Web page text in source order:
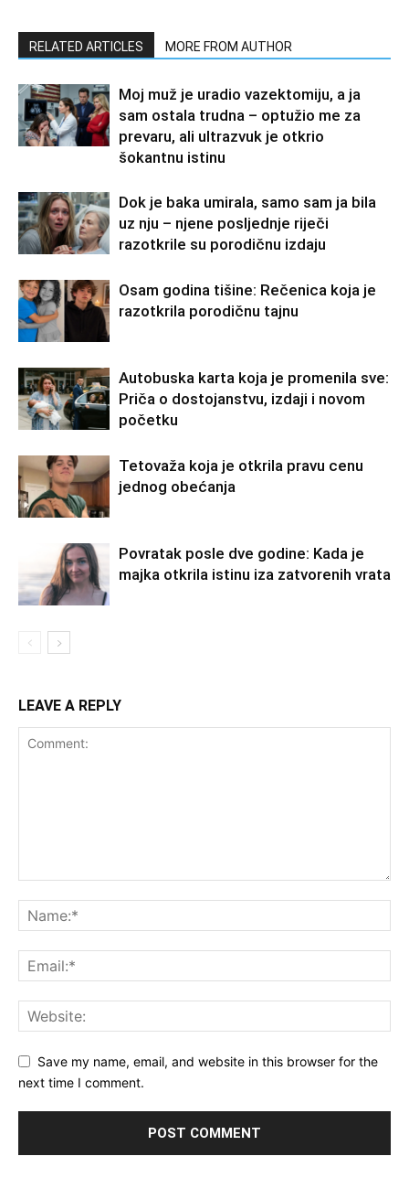
RELATED ARTICLES MORE FROM AUTHOR
Moj muž je uradio vazektomiju, a ja
sam ostala trudna – optužio me za
prevaru, ali ultrazvuk je otkrio
šokantnu istinu
Dok je baka umirala, samo sam ja bila
uz nju – njene posljednje riječi
razotkrile su porodičnu izdaju
Osam godina tišine: Rečenica koja je
razotkrila porodičnu tajnu
Autobuska karta koja je promenila sve:
Priča o dostojanstvu, izdaji i novom
početku
Tetovaža koja je otkrila pravu cenu
jednog obećanja
Povratak posle dve godine: Kada je
majka otkrila istinu iza zatvorenih vrata
LEAVE A REPLY
Save my name, email, and website in this browser for the
next time I comment.